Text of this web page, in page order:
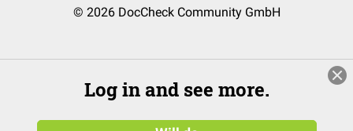
© 2026 DocCheck Community GmbH
Log in and see more.